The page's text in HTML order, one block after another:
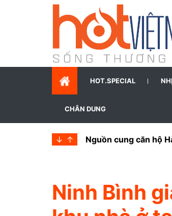
HOT.SPECIAL
CHÂN DUNG
↓ ↑ Bắc Ninh xây dựng
Ninh Bình